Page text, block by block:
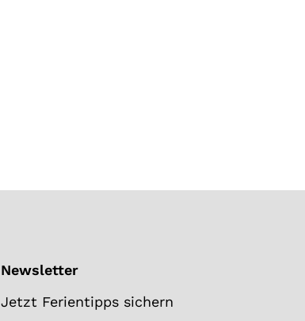
Newsletter
Jetzt Ferientipps sichern